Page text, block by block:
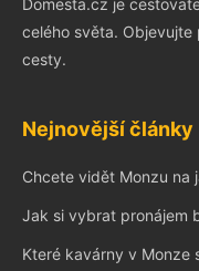
celého světa.
cesty.
Nejnovější články
Chcete vidět Monzu na
Jak si vybrat pronájem
Které kavárny v Monze